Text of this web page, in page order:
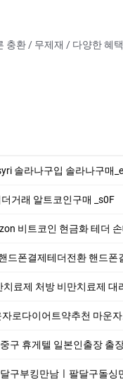
충환 / 무제재 / 다양한 혜
솔라나구입 솔라나구매
거래 알트코인구매 _s0F
비트코인 현금화 테더
드폰결제테더전환 핸드폰
료제 처방 비만치료제 대
로다이어트약추천 마운
구 휴게텔 일본인출장 출
만남ㅣ팔달구돌싱만남ㅣ팔달구이